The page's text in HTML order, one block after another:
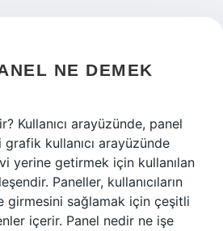
NE DEMEK
Kullanıcı arayüzünde, panel
grafik kullanıcı arayüzünde
yerine getirmek için kullanılan
Paneller, kullanıcıların
girmesini sağlamak için çeşitli
içerir. Panel nedir ne işe